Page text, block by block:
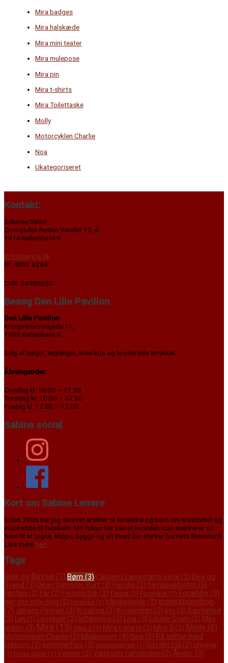
Mira badges
Mira halskæde
Mira mini teater
Mira mulepose
Mira pin
Mira t-shirts
Mira Toilettaske
Molly
Motorcyklen Charlie
Noa
Ukategoriseret
Kontakt:
Sabines Salon
Overgaden Neden Vandet 15, 4.
1414 København K
info@lemire.dk
tlf. 4093 6384
CVR: 24980650
Besøg Den Lille Pavillon
Den Lille Pavillon
Kronprinsessegade 11,
1305 København K
Salg af bøger, tegninger, krea-kits og broderede smykker.
Åbningstider:
Onsdag kl. 10:00 – 17:30
Torsdag kl. 10:00 – 17:30
Fredag kl. 12:00 – 17:00
Sabine social
Kort om Sabine Lemire
Siden 2005 har jeg skrevet artikler til forældre og børn om kreativitet og
inspiration til familieliv. Mit fokus har været hvordan man inspirerer sit
barn til at tegne, klippe, bygge og alt hvad der styrker barnets finmotorik.
Læs mere her!
Tags
Bea og Basse (7) Børn (3) Carlsens Læsestarts-serie (2) Dea og
Svend (3) Deas hamster Kurt (3) Familie (2) familieaktivitet (3)
Fantasi (2) Far (2) Feministisk (2) Fester (1) Forelsket (1) Forældre (3)
gør-det-selv-bog (2) Husbåd (1) håndarbejde (2) inspirationsbog
(7) Jørgen Pingvin (3) Kreabog (2) Kvindetegn (2) kys (2) Kærlighed
(3) Leg (1) Lejrskole (2) letlæsning (2) Liva (3) Louise Gram (2) Mini
teater (3) Mira (13) Mira 3 (1) Mira t-shirts (2) Mire 5 (2) Molly (6)
Motorcyklen Charlie (2) Muleposer (4) Noa (2) På telttur med
klassen (3) sommerhus (3) teenagepiger (1) Ud i det blå (2) Uhygge
(1) Unge piger (1) Venner (2) Vælg selv handlingen (2) Ånder (3)